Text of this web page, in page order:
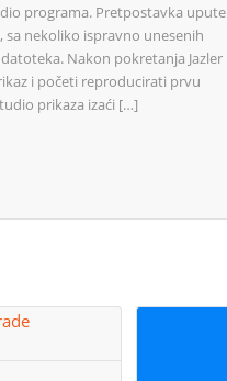
programa. Pretpostavka upute
sa nekoliko ispravno unesenih
Nakon pokretanja Jazler
i početi reproducirati prvu
prikaza izaći […]